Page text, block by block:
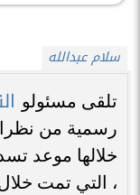
سلام عبدالله
تلقى مسئولو
رسمية من
خلالها موعد
، التي تمت